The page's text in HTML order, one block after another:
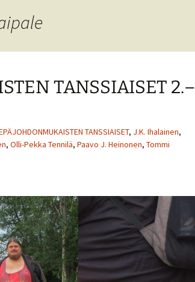
TANSSIAISET 2.–
TANSSIAISET, J.K. Ihalainen,
, Olli-Pekka Tennilä, Paavo J. Heinonen, Tommi